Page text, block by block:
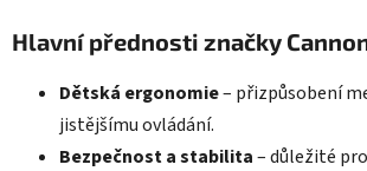
Hlavní přednosti značky
Dětská ergonomie– přizpůsobení
jistějšímu ovládání.
Bezpečnost a stabilita– důležité